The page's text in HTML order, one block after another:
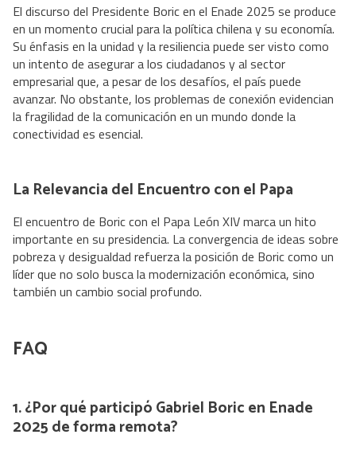
El discurso del Presidente Boric en el Enade 2025 se produce
en un momento crucial para la política chilena y su economía.
Su énfasis en la unidad y la resiliencia puede ser visto como
un intento de asegurar a los ciudadanos y al sector
empresarial que, a pesar de los desafíos, el país puede
avanzar. No obstante, los problemas de conexión evidencian
la fragilidad de la comunicación en un mundo donde la
conectividad es esencial.
La Relevancia del Encuentro con el Papa
El encuentro de Boric con el Papa León XIV marca un hito
importante en su presidencia. La convergencia de ideas sobre
pobreza y desigualdad refuerza la posición de Boric como un
líder que no solo busca la modernización económica, sino
también un cambio social profundo.
FAQ
1. ¿Por qué participó Gabriel Boric en Enade
2025 de forma remota?